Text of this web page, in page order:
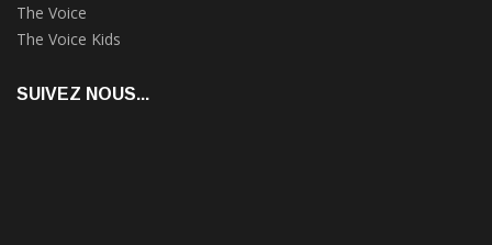
The Voice
The Voice Kids
SUIVEZ NOUS...